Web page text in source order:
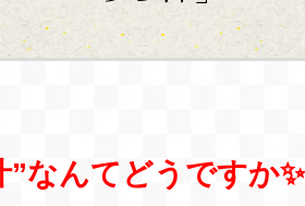
なんてどうですか